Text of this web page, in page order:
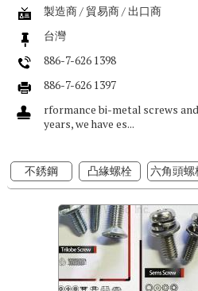
製造商 / 貿易商 / 出口商
台灣
886-7-626 1398
886-7-626 1397
rformance bi-metal screws
years, we have es...
不銹鋼 凸緣螺栓 六角頭螺